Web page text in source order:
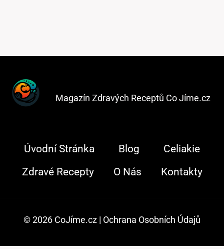
Magazín Zdravých Receptů Co Jíme.cz
Úvodní Stránka Blog
Celiakie
Zdravé Recepty
O Nás Kontakty
© 2026 CoJíme.cz | Ochrana Osobních Údajů